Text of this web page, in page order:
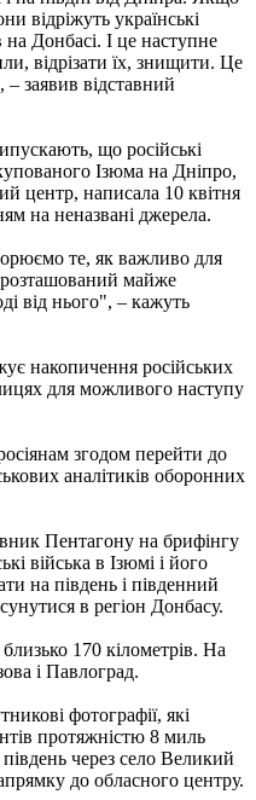
відріжуть українські
на Донбасі. І це наступне
відрізати їх, знищити. Це
– заявив відставний
що російські
Ізюма на Дніпро,
центр, написала 10 квітня
на неназвані джерела.
те, як важливо для
майже
від нього", – кажуть
накопичення російських
для можливого наступу
згодом перейти до
аналітиків оборонних
Пентагону на брифінгу
війська в Ізюмі і його
на південь і південний
в регіон Донбасу.
170 кілометрів. На
і Павлоград.
фотографії, які
протяжністю 8 миль
через село Великий
до обласного центру.